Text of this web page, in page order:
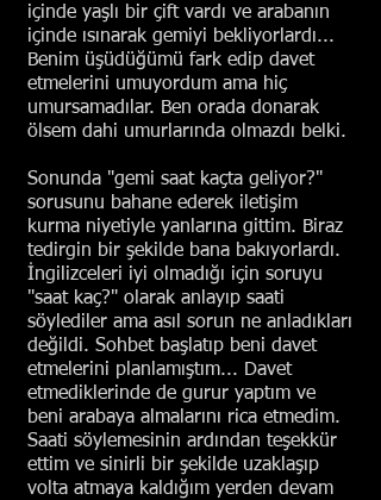
içinde yaşlı bir çift vardı ve arabanın
içinde ısınarak gemiyi bekliyorlardı...
Benim üşüdüğümü fark edip davet
etmelerini umuyordum ama hiç
umursamadılar. Ben orada donarak
ölsem dahi umurlarında olmazdı belki.
Sonunda "gemi saat kaçta geliyor?"
sorusunu bahane ederek iletişim
kurma niyetiyle yanlarına gittim. Biraz
tedirgin bir şekilde bana bakıyorlardı.
İngilizceleri iyi olmadığı için soruyu
"saat kaç?" olarak anlayıp saati
söylediler ama asıl sorun ne anladıkları
değildi. Sohbet başlatıp beni davet
etmelerini planlamıştım... Davet
etmediklerinde de gurur yaptım ve
beni arabaya almalarını rica etmedim.
Saati söylemesinin ardından teşekkür
ettim ve sinirli bir şekilde uzaklaşıp
volta atmaya kaldığım yerden devam